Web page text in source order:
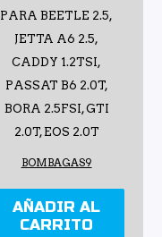
PARA BEETLE 2.5,
JETTA A6 2.5,
CADDY 1.2TSI,
PASSAT B6 2.0T,
BORA 2.5FSI, GTI
2.0T, EOS 2.0T
BOMBAGAS9
AÑADIR AL
CARRITO